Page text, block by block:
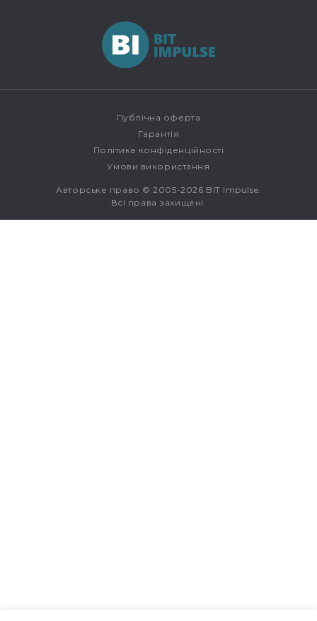
Публічна оферта
Гарантія
Політика конфіденційності
Умови використання
Авторське право © 2005-2026 BIT Impulse.
Всі права захищені.